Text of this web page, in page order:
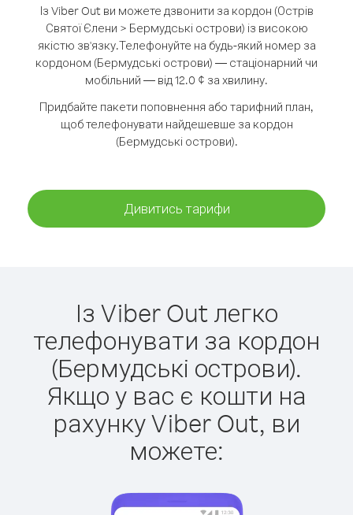
Із Viber Out ви можете дзвонити за кордон (Острів
Святої Єлени > Бермудські острови) із високою
якістю зв'язку.Телефонуйте на будь-який номер за
кордоном (Бермудські острови) — стаціонарний чи
мобільний — від 12.0 ¢ за хвилину.
Придбайте пакети поповнення або тарифний план,
щоб телефонувати найдешевше за кордон
(Бермудські острови).
Дивитись тарифи
Із Viber Out легко
телефонувати за кордон
(Бермудські острови).
Якщо у вас є кошти на
рахунку Viber Out, ви
можете: